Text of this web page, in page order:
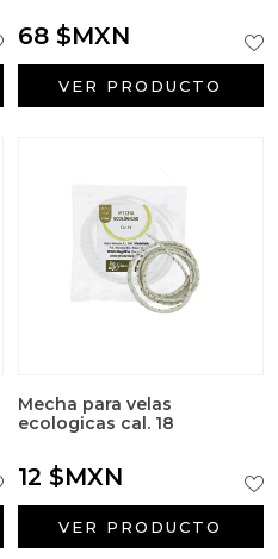
68 $MXN
VER PRODUCTO
Mecha para velas
ecologicas cal. 18
12 $MXN
VER PRODUCTO